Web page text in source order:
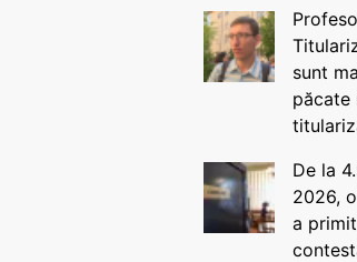
sunt
păcate
De la
2026,
a